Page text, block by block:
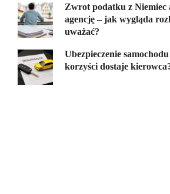
Zwrot podatku z Niemiec
agencję – jak wygląda
uważać?
Ubezpieczenie
korzyści dostaje